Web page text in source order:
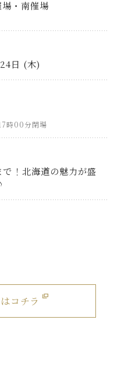
・南催場
日 (木)
時00分閉場
！北海道の魅力が盛
コチラ